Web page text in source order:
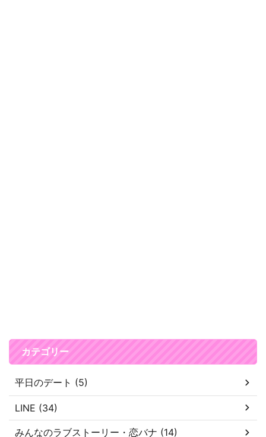
カテゴリー
平日のデート (5)
LINE (34)
みんなのラブストーリー・恋バナ (14)